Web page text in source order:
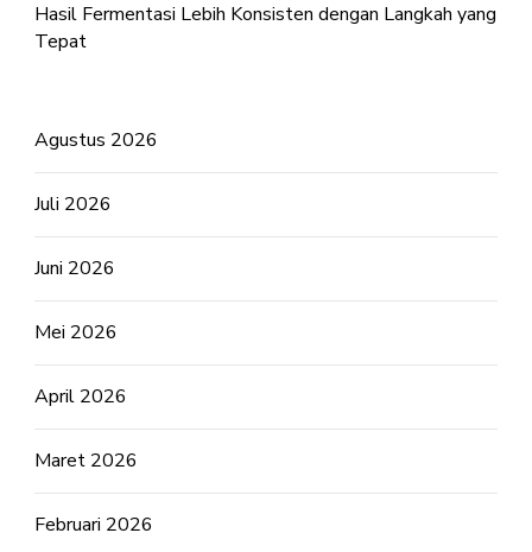
Hasil Fermentasi Lebih Konsisten dengan Langkah yang
Tepat
Agustus 2026
Juli 2026
Juni 2026
Mei 2026
April 2026
Maret 2026
Februari 2026